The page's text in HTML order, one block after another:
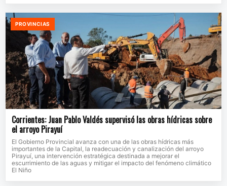
PROVINCIAS
Corrientes: Juan Pablo Valdés supervisó las obras hídricas sobre
el arroyo Pirayuí
El Gobierno Provincial avanza con una de las obras hídricas más
importantes de la Capital, la readecuación y canalización del arroyo
Pirayuí, una intervención estratégica destinada a mejorar el
escurrimiento de las aguas y mitigar el impacto del fenómeno climático
El Niño